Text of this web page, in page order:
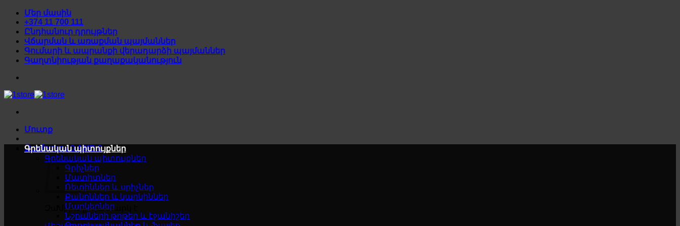
Skip
content
Մեր մասին
+374 11 700 111
Ընդհանուր դրույթներ
Վճարման և առաքման պայմաններ
Գումարի և ապրանքի վերադարձի պայմաններ
Գաղտնիության քաղաքականություն
Մուտք
Զամբյուղ /0AMD 0
Զամբյուղը դատարկ է
Գրենական պիտույքներ
Գրենական պիտույքներ
Գրիչներ
Մատիտներ
Ռետիններ և սրիչներ
Քանոններ և կարկիններ
Մարկերներ
Նշումների թղթեր և էջանիշեր